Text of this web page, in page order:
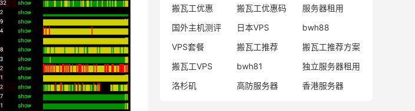
搬瓦工优惠
搬瓦工优惠码
服务器租用
国外主机测评
日本VPS
bwh88
VPS套餐
搬瓦工推荐
搬瓦工推荐方案
搬瓦工VPS
bwh81
独立服务器租用
洛杉矶
高防服务器 香港服务器